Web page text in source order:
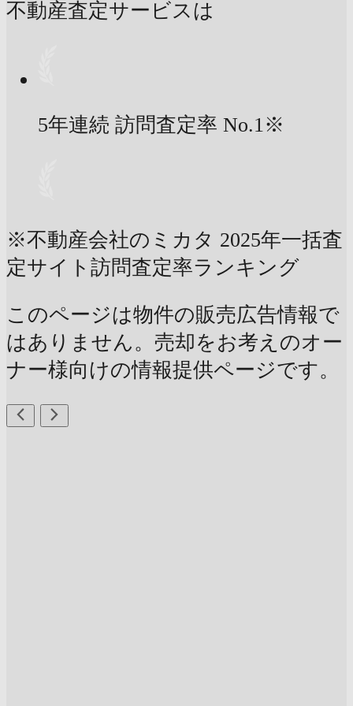
不動産査定サービスは
5年連続 訪問査定率 No.1※
※不動産会社のミカタ 2025年一括査
定サイト訪問査定率ランキング
このページは物件の販売広告情報で
はありません。売却をお考えのオー
ナー様向けの情報提供ページです。